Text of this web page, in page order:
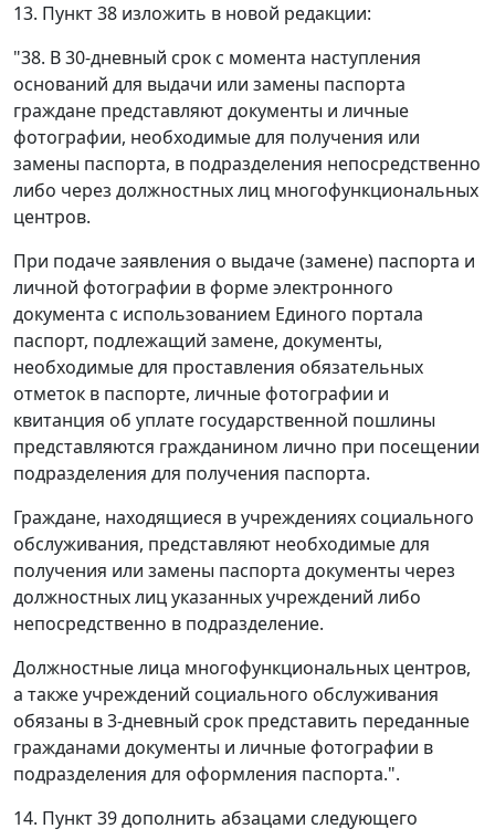
13. Пункт 38 изложить в новой редакции:
"38. В 30-дневный срок с момента наступления
оснований для выдачи или замены паспорта
граждане представляют документы и личные
фотографии, необходимые для получения или
замены паспорта, в подразделения непосредственно
либо через должностных лиц многофункциональных
центров.
При подаче заявления о выдаче (замене) паспорта и
личной фотографии в форме электронного
документа с использованием Единого портала
паспорт, подлежащий замене, документы,
необходимые для проставления обязательных
отметок в паспорте, личные фотографии и
квитанция об уплате государственной пошлины
представляются гражданином лично при посещении
подразделения для получения паспорта.
Граждане, находящиеся в учреждениях социального
обслуживания, представляют необходимые для
получения или замены паспорта документы через
должностных лиц указанных учреждений либо
непосредственно в подразделение.
Должностные лица многофункциональных центров,
а также учреждений социального обслуживания
обязаны в 3-дневный срок представить переданные
гражданами документы и личные фотографии в
подразделения для оформления паспорта.".
14. Пункт 39 дополнить абзацами следующего